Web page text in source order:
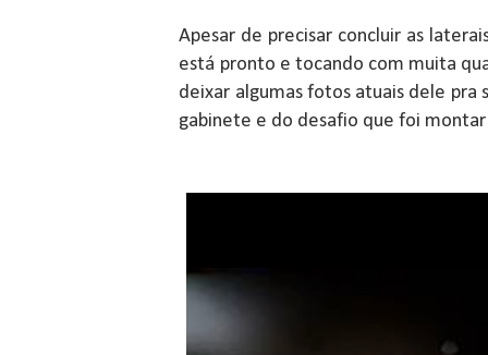
Apesar de precisar concluir as
está pronto e tocando com muita
deixar algumas fotos atuais dele
gabinete e do desafio que foi